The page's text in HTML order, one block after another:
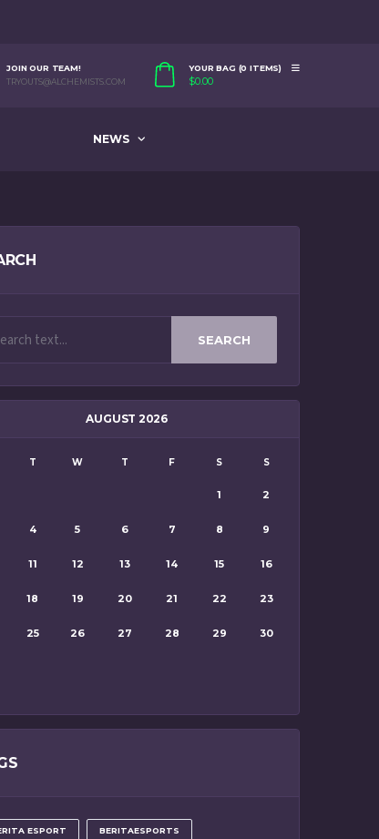
JOIN OUR TEAM!
TRYOUTS@ALCHEMISTS.COM
YOUR BAG (0 ITEMS)
$0.00
NEWS
SEARCH
AUGUST 2026
T W T F S S
1 2
4 5 6 7 8 9
11 12 13 14 15 16
18 19 20 21 22 23
25 26 27 28 29 30
ESPORT BERITAESPORTS